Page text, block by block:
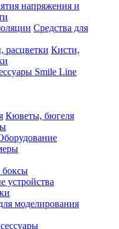
напряжения и
Средства для
Кисти,
Smile Line
Кюветы, бюгеля
устройства
моделирования